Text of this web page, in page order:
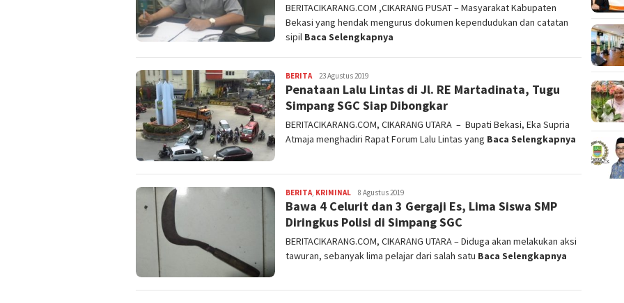
BERITACIKARANG.COM ,CIKARANG PUSAT – Masyarakat Kabupaten
Bekasi yang hendak mengurus dokumen kependudukan dan catatan
sipil Baca Selengkapnya
BERITAadmin
23 Agustus 2019
Penataan Lalu Lintas di Jl. RE Martadinata, Tugu
Simpang SGC Siap Dibongkar
BERITACIKARANG.COM, CIKARANG UTARA – Bupati Bekasi, Eka Supria
Atmaja menghadiri Rapat Forum Lalu Lintas yang Baca Selengkapnya
BERITA KRIMINAL admin
8 Agustus 2019
Bawa 4 Celurit dan 3 Gergaji Es, Lima Siswa SMP
Diringkus Polisi di Simpang SGC
BERITACIKARANG.COM, CIKARANG UTARA – Diduga akan melakukan aksi
tawuran, sebanyak lima pelajar dari salah satu Baca Selengkapnya